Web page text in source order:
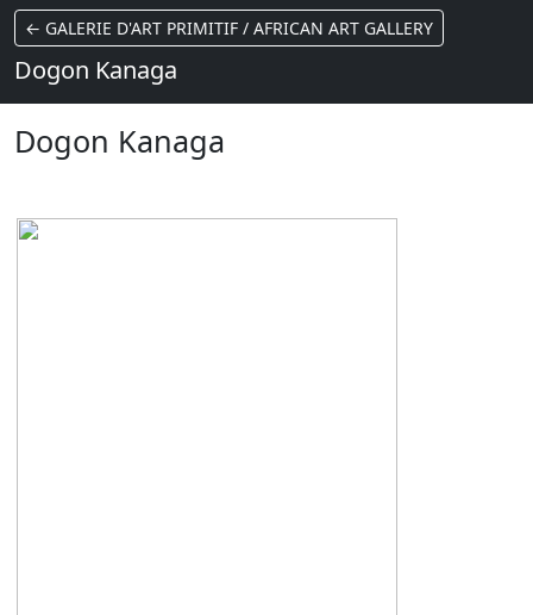
← GALERIE D'ART PRIMITIF / AFRICAN ART GALLERY
Dogon Kanaga
Dogon Kanaga